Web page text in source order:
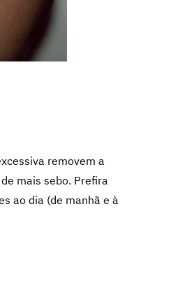
removem a
mais sebo. Prefira
ao dia (de manhã e à